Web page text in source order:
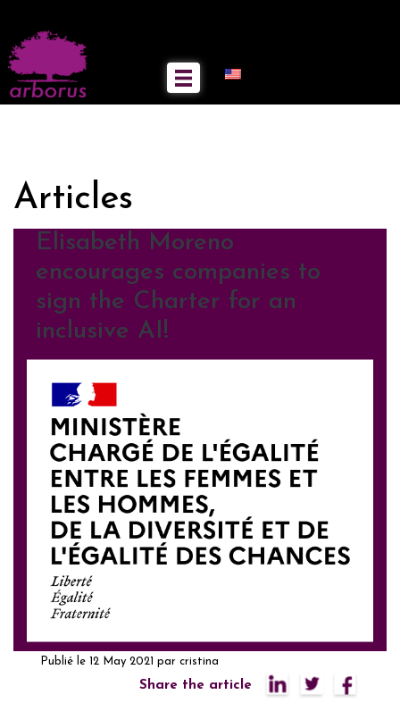
Articles
Elisabeth Moreno
encourages companies to
sign the Charter for an
inclusive AI!
Publié le 12 May 2021 par cristina
Share the article